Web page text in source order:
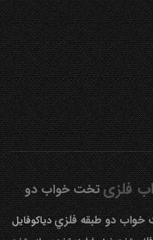
فلزیتخت خواب دو
دو طبقه فلزيدیاکوفایل